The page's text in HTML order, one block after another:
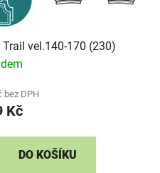
vel.140-170 (230)
bez DPH
Kč
DO KOŠÍKU